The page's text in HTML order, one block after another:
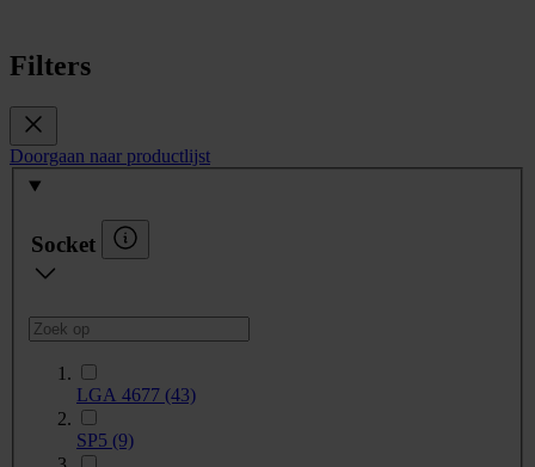
Filters
Doorgaan naar productlijst
Socket
LGA 4677 (43)
SP5 (9)